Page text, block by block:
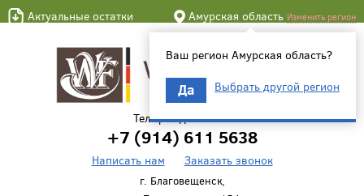
Актуальные остатки Амурская область Изменить регион
Ваш регион Амурская область?
Да Выбрать другой регион
Телефон для связи
+7 (914) 611 5638
Написать нам Заказать звонок
г. Благовещенск,